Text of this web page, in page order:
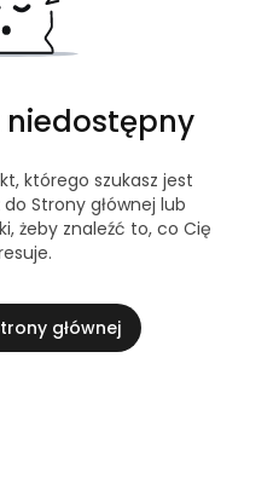
niedostępny
którego szukasz jest
Strony głównej lub
żeby znaleźć to, co Cię
głównej